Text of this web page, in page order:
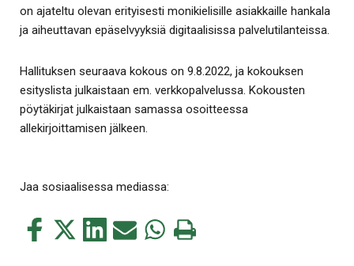
on ajateltu olevan erityisesti monikielisille asiakkaille hankala
ja aiheuttavan epäselvyyksiä digitaalisissa palvelutilanteissa.
Hallituksen seuraava kokous on 9.8.2022, ja kokouksen
esityslista julkaistaan em. verkkopalvelussa. Kokousten
pöytäkirjat julkaistaan samassa osoitteessa
allekirjoittamisen jälkeen.
Jaa sosiaalisessa mediassa:
Jaa
Jaa
Jaa Jaa Jaa Tulosta